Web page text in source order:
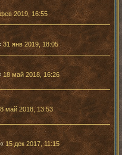
2019, 16:55
31 янв 2019, 18:05
18 май 2018, 16:26
май 2018, 13:53
15 дек 2017, 11:15